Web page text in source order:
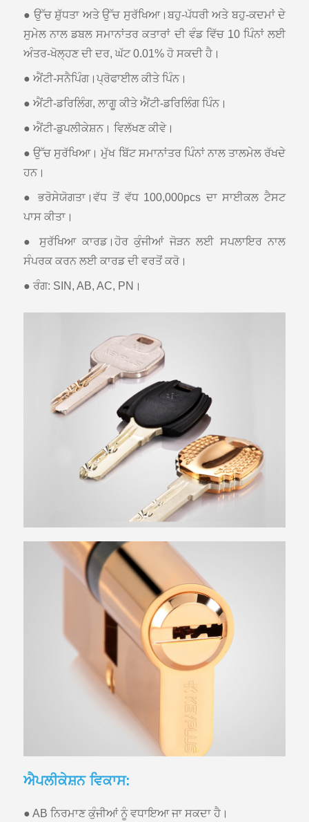
● ਉੱਚ ਸ਼ੁੱਧਤਾ ਅਤੇ ਉੱਚ ਸੁਰੱਖਿਆ।ਬਹੁ-ਪੱਧਰੀ ਅਤੇ ਬਹੁ-ਕਦਮਾਂ ਦੇ
ਸੁਮੇਲ ਨਾਲ ਡਬਲ ਸਮਾਨਾਂਤਰ ਕਤਾਰਾਂ ਦੀ ਵੰਡ ਵਿੱਚ 10 ਪਿੰਨਾਂ ਲਈ
ਅੰਤਰ-ਖੋਲ੍ਹਣ ਦੀ ਦਰ, ਘੱਟ 0.01% ਹੋ ਸਕਦੀ ਹੈ।
● ਐਂਟੀ-ਸਨੈਪਿੰਗ।ਪ੍ਰੋਫਾਈਲ ਕੀਤੇ ਪਿੰਨ।
● ਐਂਟੀ-ਡਰਿਲਿੰਗ, ਲਾਗੂ ਕੀਤੇ ਐਂਟੀ-ਡਰਿਲਿੰਗ ਪਿੰਨ।
● ਐਂਟੀ-ਡੁਪਲੀਕੇਸ਼ਨ। ਵਿਲੱਖਣ ਕੀਵੇ।
● ਉੱਚ ਸੁਰੱਖਿਆ। ਮੁੱਖ ਬਿੱਟ ਸਮਾਨਾਂਤਰ ਪਿੰਨਾਂ ਨਾਲ ਤਾਲਮੇਲ ਰੱਖਦੇ
ਹਨ।
● ਭਰੋਸੇਯੋਗਤਾ।ਵੱਧ ਤੋਂ ਵੱਧ 100,000pcs ਦਾ ਸਾਈਕਲ ਟੈਸਟ
ਪਾਸ ਕੀਤਾ।
● ਸੁਰੱਖਿਆ ਕਾਰਡ।ਹੋਰ ਕੁੰਜੀਆਂ ਜੋੜਨ ਲਈ ਸਪਲਾਇਰ ਨਾਲ
ਸੰਪਰਕ ਕਰਨ ਲਈ ਕਾਰਡ ਦੀ ਵਰਤੋਂ ਕਰੋ।
● ਰੰਗ: SIN, AB, AC, PN।
ਐਪਲੀਕੇਸ਼ਨ ਵਿਕਾਸ:
● AB ਨਿਰਮਾਣ ਕੁੰਜੀਆਂ ਨੂੰ ਵਧਾਇਆ ਜਾ ਸਕਦਾ ਹੈ।